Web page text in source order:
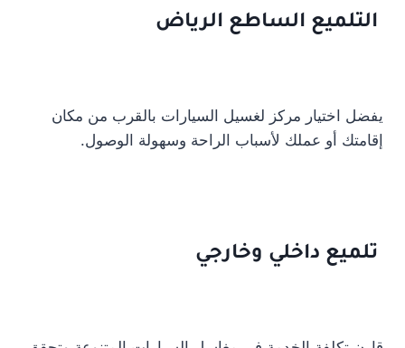
التلميع الساطع الرياض
يفضل اختيار مركز لغسيل السيارات بالقرب من مكان
إقامتك أو عملك لأسباب الراحة وسهولة الوصول.
تلميع داخلي وخارجي